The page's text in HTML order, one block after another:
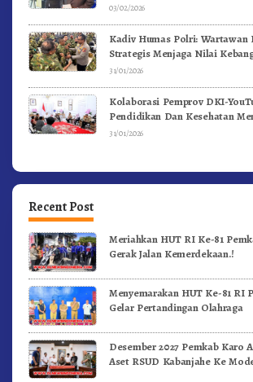
03/02/2026
Kadiv Humas Polri: Wartawan
Strategis Menjaga Nilai
dan NKRI
31/01/2026
Kolaborasi Pemprov DKI-
Pendidikan Dan Kesehatan
31/01/2026
Recent Post
Meriahkan HUT RI Ke-81
Gerak Jalan Kemerdekaan.!
Menyemarakan HUT Ke-81 RI
Gelar Pertandingan Olahraga
Desember 2027 Pemkab Karo
Aset RSUD Kabanjahe Ke